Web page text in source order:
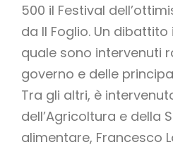
500 il Festival
da Il Foglio. Un
quale sono intervenuti
governo e delle
Tra gli altri, è
dell’Agricoltura e della
alimentare, Francesco